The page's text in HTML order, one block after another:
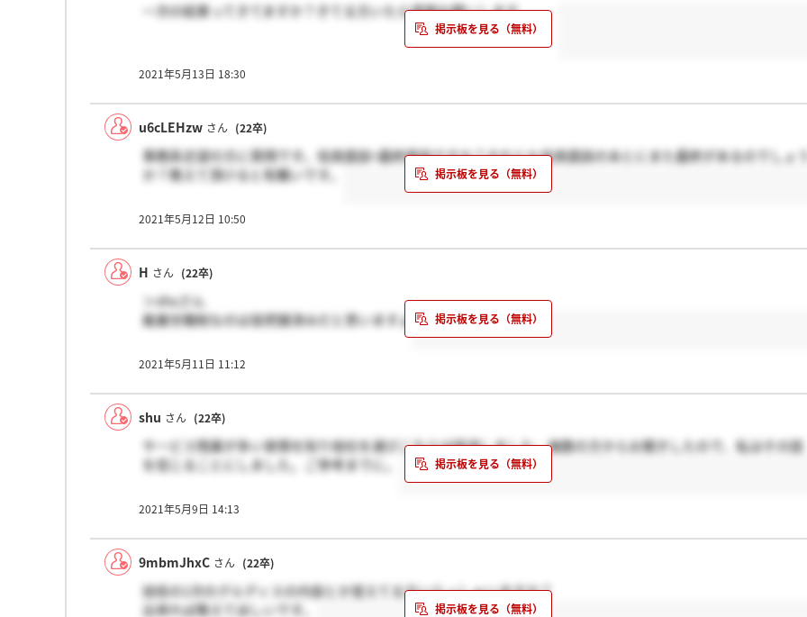
一次の結果ってきてますか？きてる方いたら感謝お願いします、、、
2021年5月13日 18:30
u6cLEHzw さん (22卒)
事務系志望の方に質問です。役員面談=最終面談ですか？それとも役員面談のあとにまた最終があるのでしょ
か？教えて頂けると有難いです。
2021年5月12日 10:50
H さん (22卒)
＞shuさん
裁量労働制なのは皆把握済みだと思いますよ
2021年5月11日 11:12
shu さん (22卒)
サービス残業が多い実情を知り他社を選びこちらは辞退しました。複数の方からお聞きしたので、私はその話
を信じることにしました。ご参考までに。
2021年5月9日 14:13
9mbmJhxC さん (22卒)
技術の1次のグルディスの内容とか覚えてる方いらっしゃいますか？
出来れば教えてほしいです。